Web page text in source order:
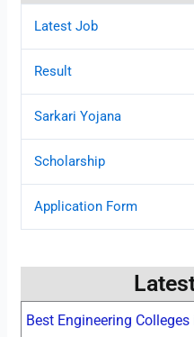
Latest Job
Result
Sarkari Yojana
Scholarship
Application Form
Best Engineering